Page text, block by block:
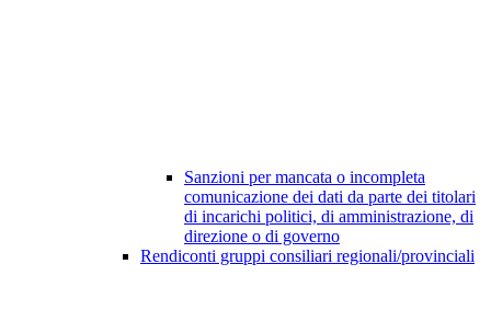
Sanzioni per mancata o incompleta
comunicazione dei dati da parte dei titolari
di incarichi politici, di amministrazione, di
direzione o di governo
Rendiconti gruppi consiliari regionali/provinciali